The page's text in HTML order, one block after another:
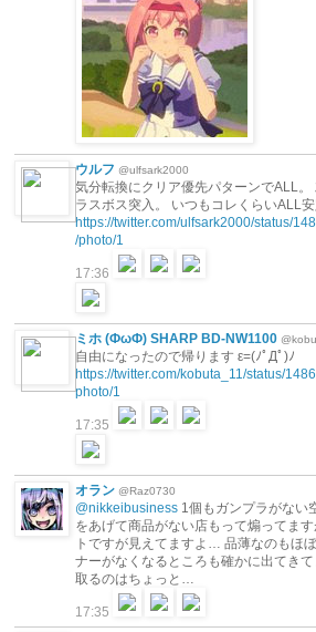
ウルフ @ulfsark2000
気分転換にクリア優先パターンでALL
ラスボス突入。 いつもコレくらいALL
https://twitter.com/ulfsark2000/status/
/photo/1
17:36
ミホ (ФωФ) SHARP BD-NW1100
自由になったので帰ります ε=(ﾉﾟДﾟ)ﾉ
https://twitter.com/kobuta_11/status/
photo/1
17:35
オラン @Raz0730
@nikkeibusiness 1個もガンプラがない
をあげて商品がない店もって煽ってま
トですが見えてますよ… 品薄なのもほ
ナーがなくなるところも確かに出てき
取るのはちょっと…
17:35